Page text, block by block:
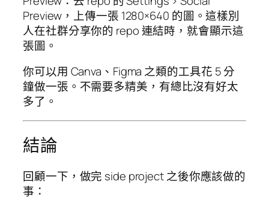
Preview，上傳一張 1280×640 的圖。這樣別
人在社群分享你的 repo 連結時，就會顯示這
張圖。
你可以用 Canva、Figma 之類的工具花 5 分
鐘做一張。不需要多精美，有總比沒有好太
多了。
結論
回顧一下，做完 side project 之後你應該做的
事：